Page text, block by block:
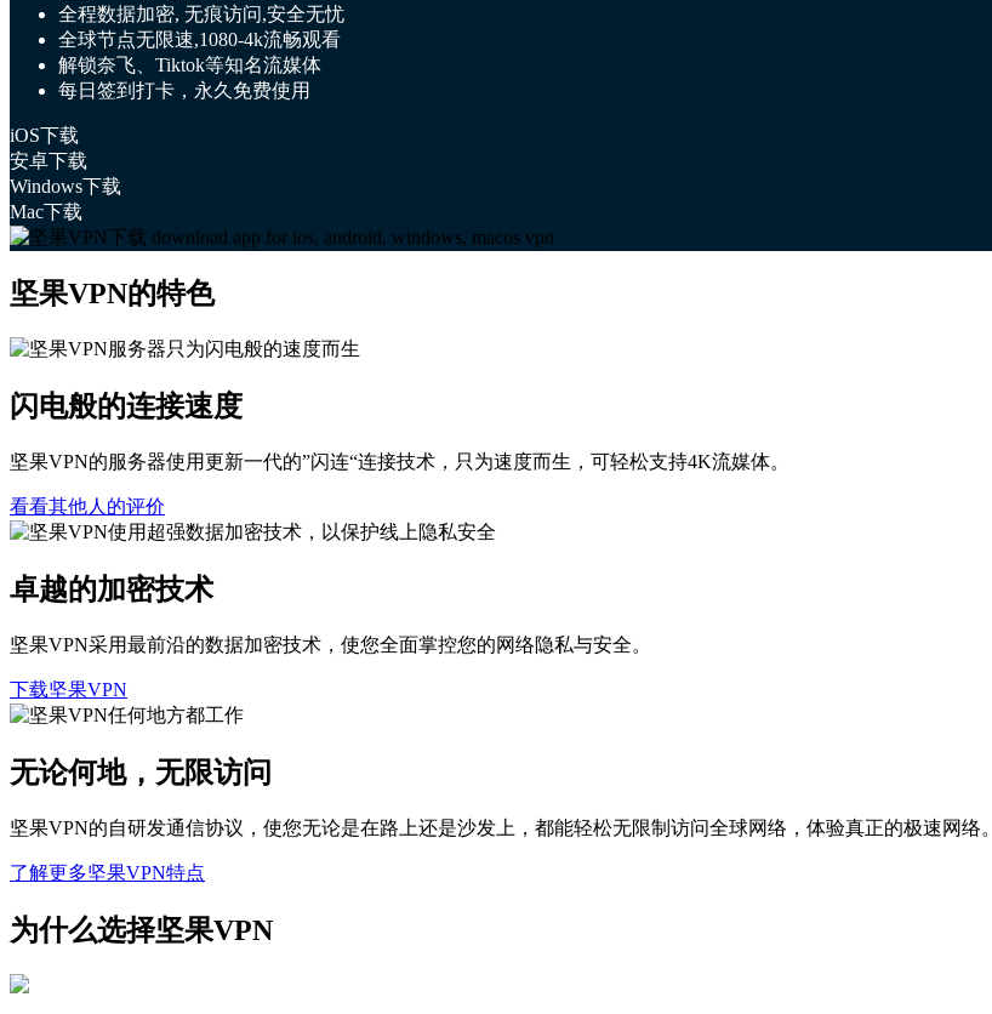
全程数据加密, 无痕访问,安全无忧
全球节点无限速,1080-4k流畅观看
解锁奈飞、Tiktok等知名流媒体
每日签到打卡，永久免费使用
iOS下载
安卓下载
Windows下载
Mac下载
坚果VPN的特色
闪电般的连接速度
坚果VPN的服务器使用更新一代的”闪连“连接技术，只为速度而生，可轻松支持4K流媒体。
看看其他人的评价
卓越的加密技术
坚果VPN采用最前沿的数据加密技术，使您全面掌控您的网络隐私与安全。
下载坚果VPN
无论何地，无限访问
坚果VPN的自研发通信协议，使您无论是在路上还是沙发上，都能轻松无限制访问全球网络，体验真正的极速网络。
了解更多坚果VPN特点
为什么选择坚果VPN